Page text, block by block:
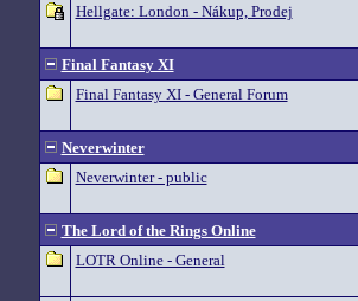
Hellgate: London - Nákup, Prodej
Final Fantasy XI
Final Fantasy XI - General Forum
Neverwinter
Neverwinter - public
The Lord of the Rings Online
LOTR Online - General